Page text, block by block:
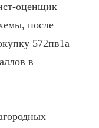
оценщик
после
572пв1а
в